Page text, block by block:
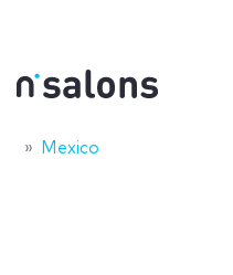
Mexico